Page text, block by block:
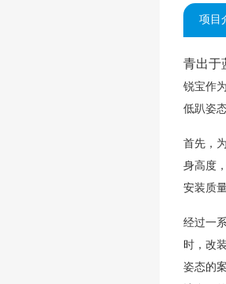
项目
青出于
锐宝作
低趴姿
首先，
身高度
安装质
经过一
时，改
姿态的